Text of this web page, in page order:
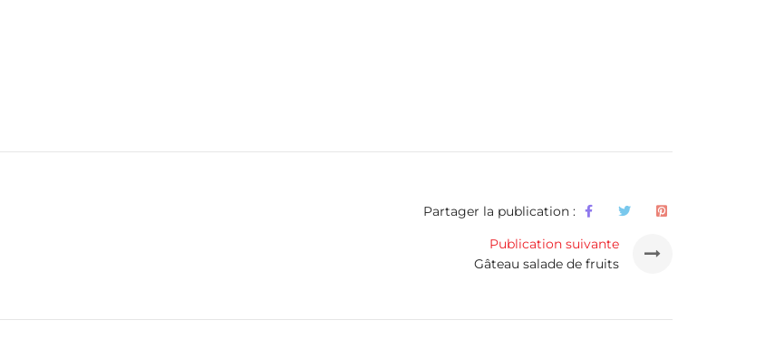
Partager la publication :
Publication suivante
Gâteau salade de fruits